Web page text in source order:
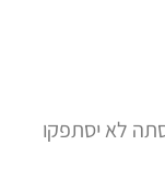
לא יסתפקו